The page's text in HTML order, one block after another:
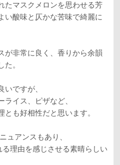
たマスクメロンを思わせる芳
い酸味と仄かな苦味で綺麗に
が非常に良く、香りから余韻
た。
いですが、
イス、ピザなど、
も好相性だと思います。
ュアンスもあり、
る理由を感じさせる素晴らしい